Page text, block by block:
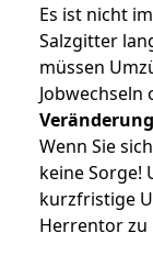
Es ist nicht
Salzgitter
müssen
Wenn Sie
keine Sorge!
kurzfristige
Herrentor zu